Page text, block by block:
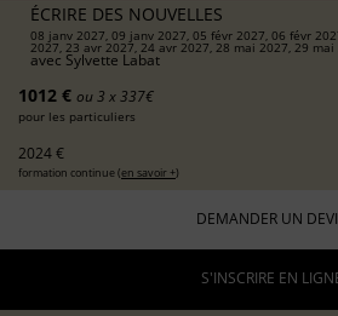
ÉCRIRE DES NOUVELLES
08 janv 2027, 09 janv 2027, 05 févr 2027, 06 févr
2027, 23 avr 2027, 24 avr 2027, 28 mai 2027, 29 mai
avec Sylvette Labat
1012 € ou 3 x 337€
pour les particuliers
2024 €
formation continue (en savoir +)
DEMANDER UN
S'INSCRIRE EN